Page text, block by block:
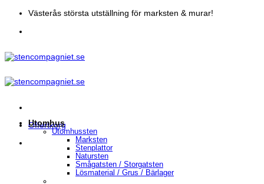
Skip
content
Västerås största utställning för marksten & murar!
Offertkorg
Utomhus
Utomhussten
Marksten
Stenplattor
Natursten
Smågatsten / Storgatsten
Lösmaterial / Grus / Bärlager